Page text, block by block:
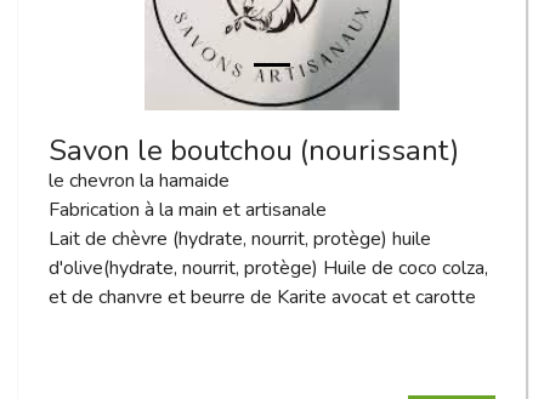
Savon le boutchou (nourissant)
le chevron la hamaide
Fabrication à la main et artisanale
Lait de chèvre (hydrate, nourrit, protège) huile
d'olive(hydrate, nourrit, protège) Huile de coco colza,
et de chanvre et beurre de Karite avocat et carotte